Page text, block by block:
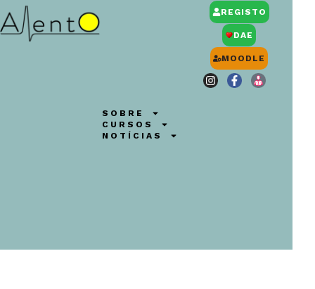
SOBRE
CURSOS
NOTÍCIAS
REGISTO
DAE
MOODLE